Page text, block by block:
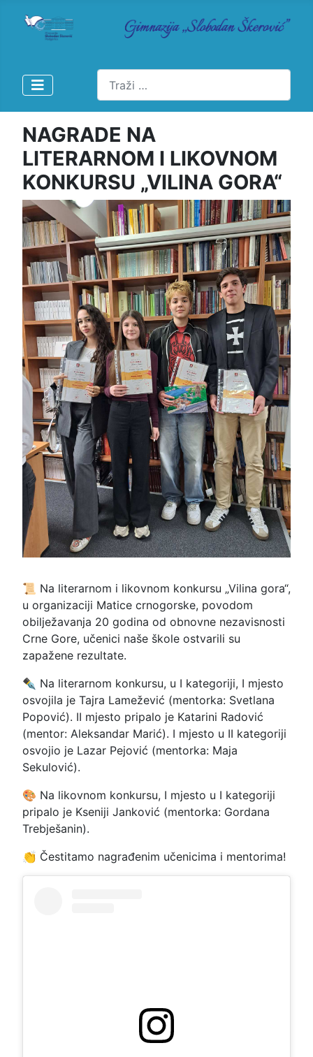
Pretraži
NAGRADE NA
LITERARNOM I LIKOVNOM
KONKURSU „VILINA GORA“
📜 Na literarnom i likovnom konkursu „Vilina gora“,
u organizaciji Matice crnogorske, povodom
obilježavanja 20 godina od obnovne nezavisnosti
Crne Gore, učenici naše škole ostvarili su
zapažene rezultate.
✒️ Na literarnom konkursu, u I kategoriji, I mjesto
osvojila je Tajra Lamežević (mentorka: Svetlana
Popović). II mjesto pripalo je Katarini Radović
(mentor: Aleksandar Marić). I mjesto u II kategoriji
osvojio je Lazar Pejović (mentorka: Maja
Sekulović).
🎨 Na likovnom konkursu, I mjesto u I kategoriji
pripalo je Kseniji Janković (mentorka: Gordana
Trebješanin).
👏 Čestitamo nagrađenim učenicima i mentorima!